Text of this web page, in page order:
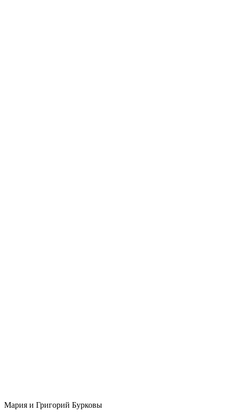
Мария и Григорий Бурковы